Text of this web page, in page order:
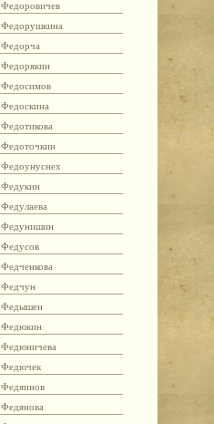
Федоровичев
Федорушкина
Федорча
Федорякин
Федосимов
Федоскина
Федотикова
Федоточкин
Федоунуснех
Федукин
Федулаева
Федунишин
Федусов
Федченкова
Федчун
Федышен
Федюкин
Федюничева
Федючек
Федяинов
Федянова